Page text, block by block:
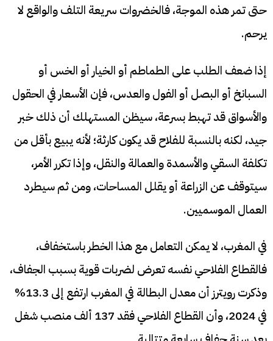
حتى تمر هذه الموجة، فالخضروات سريعة التلف والواقع لا
يرحم.
إذا ضعف الطلب على الطماطم أو الخيار أو الخس أو
السبانخ أو البصل أو الفول والعدس، فإن الأسعار في الحقول
والأسواق قد تهبط بسرعة، سيظن المستهلك أن ذلك خبر
جيد، لكنه بالنسبة للفلاح قد يكون كارثة؛ لأنه يبيع بأقل من
تكلفة السقي والأسمدة والعمالة والنقل، وإذا تكرر الأمر،
سيتوقف عن الزراعة أو يقلل المساحات، ومن ثم سيطرد
العمال الموسميين.
في المغرب، لا يمكن التعامل مع هذا الخطر باستخفاف،
فالقطاع الفلاحي نفسه تعرض لضربات قوية بسبب الجفاف،
وذكرت رويترز أن معدل البطالة في المغرب ارتفع إلى 13.3%
في 2024، وأن القطاع الفلاحي فقد 137 ألف منصب شغل